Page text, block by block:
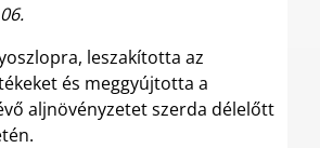
leszakította az
és meggyújtotta a
aljnövényzetet szerda délelőtt